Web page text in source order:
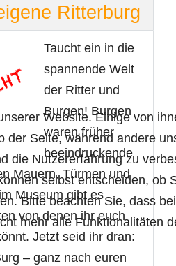
Ritterburg
Taucht ein in die
spannende Welt
der Ritter und
Burgen! Burgen
waren früher
beeindruckende
Mauern, Türmen und
Museum gibt es
von denen ihr euch
Jetzt seid ihr dran:
– ganz nach euren
Website. Einige von
der Seite, während andere
die Nutzererfahrung zu
selbst entscheiden, ob
Bitte beachten Sie, dass
mehr alle Funktionalitäten